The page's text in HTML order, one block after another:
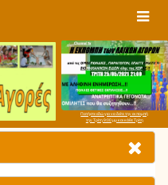
Πατήστε εδώ για να δείτε την εκπομπή
την Τρίτη 9:00 μμ και κάθε Τρίτη